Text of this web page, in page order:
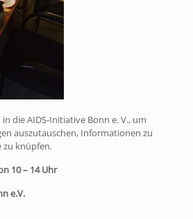
die AIDS-Initiative Bonn e. V., um
auszutauschen, Informationen zu
knüpfen.
10 – 14 Uhr
e.V.